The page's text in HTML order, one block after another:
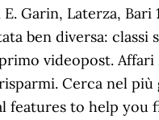
Laterza, Bari
ben diversa: classi
videopost.
Cerca nel più
features to help you